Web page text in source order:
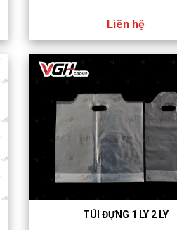
Liên hệ
TÚI ĐỰNG 1 LY 2 LY